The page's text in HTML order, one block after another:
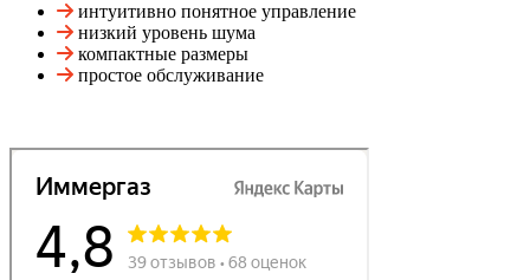
интуитивно понятное управление
низкий уровень шума
компактные размеры
простое обслуживание